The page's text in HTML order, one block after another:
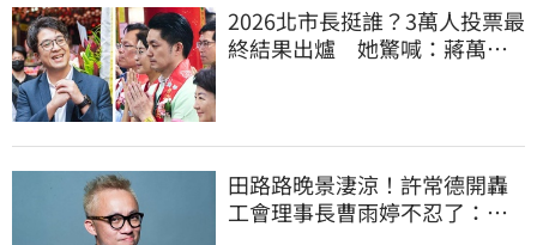
2026北市長挺誰？3萬人投票最
終結果出爐 她驚喊：蔣萬安
田路路晚景淒涼！許常德開轟
工會理事長曹雨婷不忍了：別